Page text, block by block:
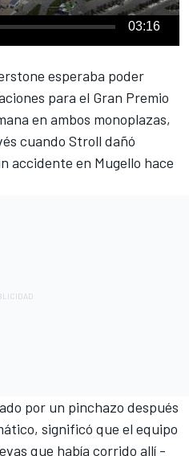
03:16
esperaba poder
para el Gran Premio
en ambos monoplazas,
cuando Stroll dañó
accidente en Mugello hace
por un pinchazo después
significó que el equipo
que había corrido allí -